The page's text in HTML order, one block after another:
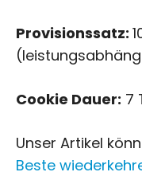
Provisionssatz:
Cookie Dauer: 7
Unser Artikel
Beste